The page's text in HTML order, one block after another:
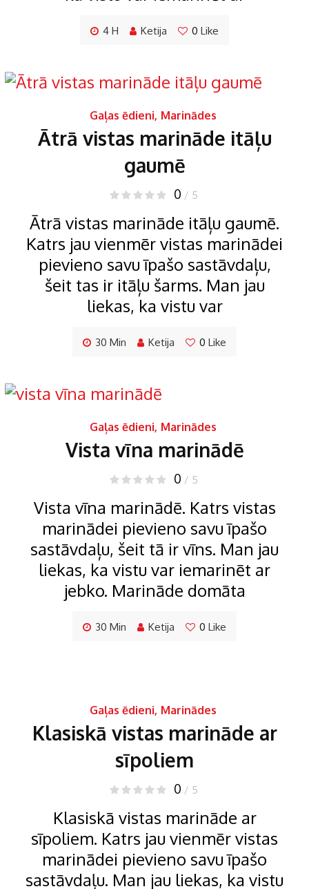
4 H Ketija 0 Like
Gaļas ēdieni, Marinādes
Ātrā vistas marināde itāļu
gaumē
0 / 5
Ātrā vistas marināde itāļu gaumē.
Katrs jau vienmēr vistas marinādei
pievieno savu īpašo sastāvdaļu,
šeit tas ir itāļu šarms. Man jau
liekas, ka vistu var
30 Min Ketija 0 Like
Gaļas ēdieni, Marinādes
Vista vīna marinādē
0 / 5
Vista vīna marinādē. Katrs vistas
marinādei pievieno savu īpašo
sastāvdaļu, šeit tā ir vīns. Man jau
liekas, ka vistu var iemarinēt ar
jebko. Marināde domāta
30 Min Ketija 0 Like
Gaļas ēdieni, Marinādes
Klasiskā vistas marināde ar
sīpoliem
0 / 5
Klasiskā vistas marināde ar
sīpoliem. Katrs jau vienmēr vistas
marinādei pievieno savu īpašo
sastāvdaļu. Man jau liekas, ka vistu